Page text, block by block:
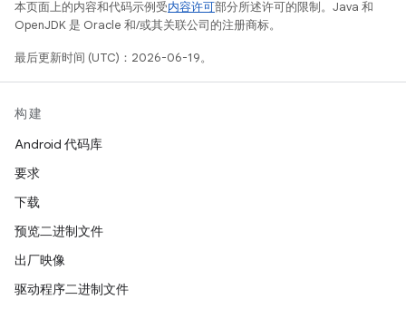
本页面上的内容和代码示例受内容许可部分所述许可的限制。Java 和
OpenJDK 是 Oracle 和/或其关联公司的注册商标。
最后更新时间 (UTC)：2026-06-19。
构建
Android 代码库
要求
下载
预览二进制文件
出厂映像
驱动程序二进制文件